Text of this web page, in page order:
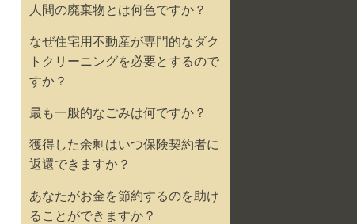
人間の廃棄物とは何色ですか？
なぜ住宅用不動産が専門的なダク
トクリーニングを必要とするので
すか？
最も一般的なごみは何ですか？
獲得した余剰はいつ保険契約者に
返還できますか？
あなたがお金を節約するのを助け
ることができますか？